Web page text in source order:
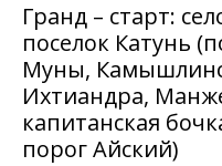
Гранд – старт:
поселок Катунь
Муны,
Ихтиандра,
капитанская
порог Айский)